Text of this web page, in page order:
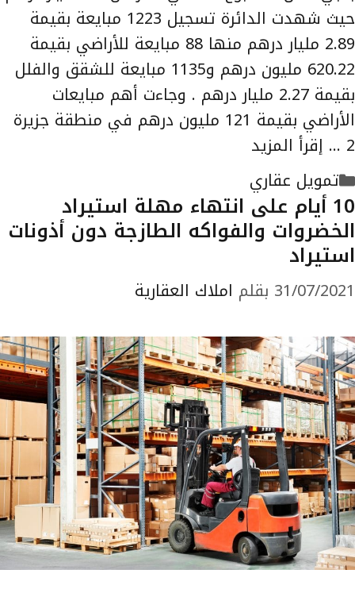
حيث شهدت الدائرة تسجيل 1223 مبايعة بقيمة
2.89 مليار درهم منها 88 مبايعة للأراضي بقيمة
620.22 مليون درهم و1135 مبايعة للشقق والفلل
بقيمة 2.27 مليار درهم . وجاءت أهم مبايعات
الأراضي بقيمة 121 مليون درهم في منطقة جزيرة
2 …
إقرأ المزيد
التصنيفات
تمويل عقاري
10 أيام على انتهاء مهلة استيراد
الخضروات والفواكه الطازجة دون أذونات
استيراد
31/07/2021 بقلم املاك العقارية